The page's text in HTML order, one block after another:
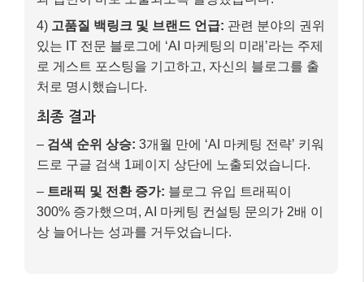
상 늘어나는 성과를 거두었습니다.
이 사례는 2026년 SEO가 단순히 기술적인 최적화를 넘
어, 진정성 있는 경험과 사용자 중심의 가치 제공
히 해낼 수 있습니다!
마무리: 핵심 내용 요약 📝